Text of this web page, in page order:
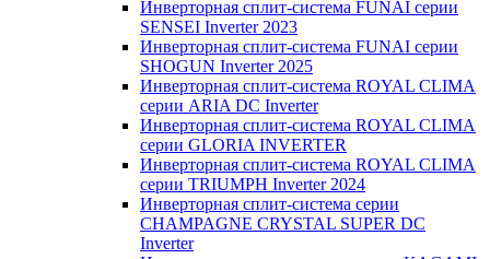
Инверторная сплит-система FUNAI серии
SENSEI Inverter 2023
Инверторная сплит-система FUNAI серии
SHOGUN Inverter 2025
Инверторная сплит-система ROYAL CLIMA
серии ARIA DC Inverter
Инверторная сплит-система ROYAL CLIMA
серии GLORIA INVERTER
Инверторная сплит-система ROYAL CLIMA
серии TRIUMPH Inverter 2024
Инверторная сплит-система серии
CHAMPAGNE CRYSTAL SUPER DC
Inverter